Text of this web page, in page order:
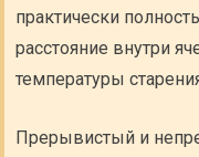
практически
расстояние внутри
температуры
Прерывистый и